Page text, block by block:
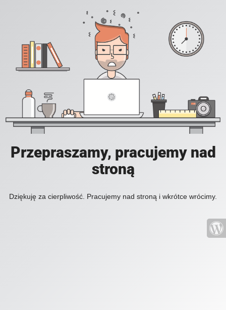
Przepraszamy, pracujemy nad
stroną
Dziękuję za cierpliwość. Pracujemy nad stroną i wkrótce wrócimy.